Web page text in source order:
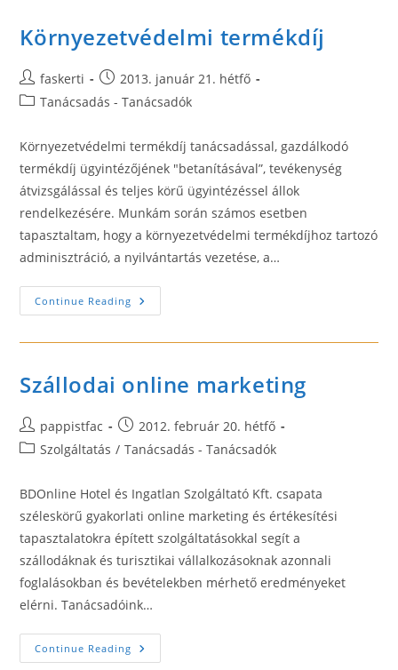
Állás
Kéne
Környezetvédelmi termékdíj
Post
author:
faskerti
Post
published:
2013. január 21. hétfő
PostTanácsadás - Tanácsadók
Környezetvédelmi termékdíj tanácsadással, gazdálkodó
termékdíj ügyintézőjének "betanításával”, tevékenység
átvizsgálással és teljes körű ügyintézéssel állok
rendelkezésére. Munkám során számos esetben
tapasztaltam, hogy a környezetvédelmi termékdíjhoz tartozó
adminisztráció, a nyilvántartás vezetése, a…
Continue Reading Környezetvédelmi
Termékdíj
Szállodai online marketing
Post
author:
pappistfac
Post
published:
2012. február 20. hétfő
PostSzolgáltatás / Tanácsadás - Tanácsadók
BDOnline Hotel és Ingatlan Szolgáltató Kft. csapata
széleskörű gyakorlati online marketing és értékesítési
tapasztalatokra épített szolgáltatásokkal segít a
szállodáknak és turisztikai vállalkozásoknak azonnali
foglalásokban és bevételekben mérhető eredményeket
elérni. Tanácsadóink…
Continue Reading Szállodai
Online